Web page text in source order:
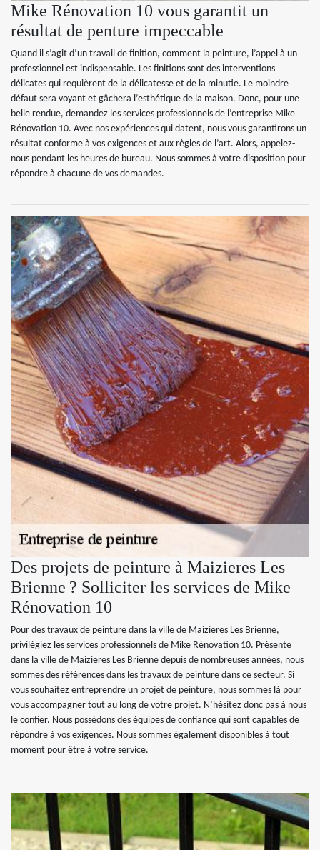
Mike Rénovation 10 vous garantit un
résultat de penture impeccable
Quand il s’agit d’un travail de finition, comment la peinture, l’appel à un
professionnel est indispensable. Les finitions sont des interventions
délicates qui requièrent de la délicatesse et de la minutie. Le moindre
défaut sera voyant et gâchera l’esthétique de la maison. Donc, pour une
belle rendue, demandez les services professionnels de l’entreprise Mike
Rénovation 10. Avec nos expériences qui datent, nous vous garantirons un
résultat conforme à vos exigences et aux règles de l’art. Alors, appelez-
nous pendant les heures de bureau. Nous sommes à votre disposition pour
répondre à chacune de vos demandes.
Des projets de peinture à Maizieres Les
Brienne ? Solliciter les services de Mike
Rénovation 10
Pour des travaux de peinture dans la ville de Maizieres Les Brienne,
privilégiez les services professionnels de Mike Rénovation 10. Présente
dans la ville de Maizieres Les Brienne depuis de nombreuses années, nous
sommes des références dans les travaux de peinture dans ce secteur. Si
vous souhaitez entreprendre un projet de peinture, nous sommes là pour
vous accompagner tout au long de votre projet. N’hésitez donc pas à nous
le confier. Nous possédons des équipes de confiance qui sont capables de
répondre à vos exigences. Nous sommes également disponibles à tout
moment pour être à votre service.